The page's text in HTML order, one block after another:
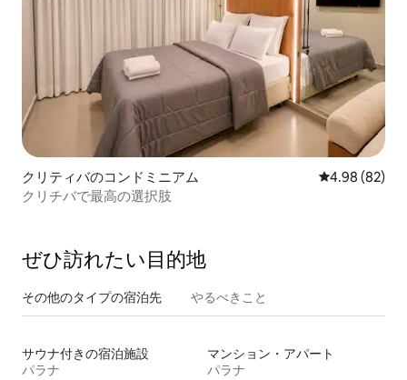
クリティバのコンドミニアム レビュー82
4.98 (82)
クリチバで最高の選択肢
ぜひ訪⁠れ⁠た⁠い目⁠的⁠地
その他のタ⁠イ⁠プ⁠の宿⁠泊⁠先 やるべきこと
サウナ付きの宿泊施設
パラナ
マンション・アパート
パラナ